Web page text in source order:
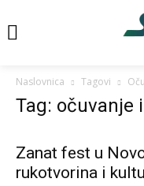
Naslovnica Tagovi
Tag: očuvanje
Zanat fest u
rukotvorina i